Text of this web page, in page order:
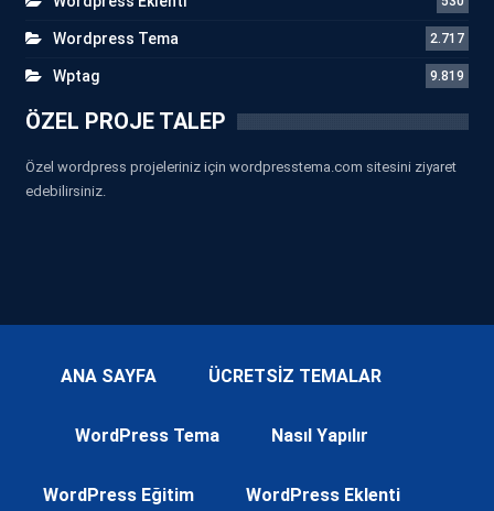
Wordpress Tema 2.717
Wptag 9.819
ÖZEL PROJE TALEP
Özel wordpress projeleriniz için wordpresstema.com sitesini ziyaret
edebilirsiniz.
ANA SAYFA ÜCRETSİZ TEMALAR
WordPress Tema Nasıl Yapılır
WordPress Eğitim WordPress Eklenti